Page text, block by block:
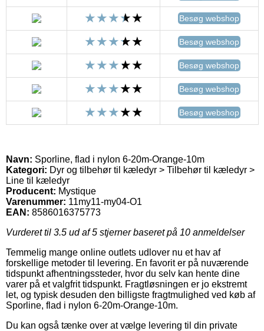
Besøg webshop
Besøg webshop
Besøg webshop
Besøg webshop
Besøg webshop
Navn: Sporline, flad i nylon 6-20m-Orange-10m
Kategori: Dyr og tilbehør til kæledyr > Tilbehør til kæledyr >
Line til kæledyr
Producent: Mystique
Varenummer: 11my11-my04-O1
EAN: 8586016375773
Vurderet til 3.5 ud af 5 stjerner baseret på 10 anmeldelser
Temmelig mange online outlets udlover nu et hav af
forskellige metoder til levering. En favorit er på nuværende
tidspunkt afhentningssteder, hvor du selv kan hente dine
varer på et valgfrit tidspunkt. Fragtløsningen er jo ekstremt
let, og typisk desuden den billigste fragtmulighed ved køb af
Sporline, flad i nylon 6-20m-Orange-10m.
Du kan også tænke over at vælge levering til din private